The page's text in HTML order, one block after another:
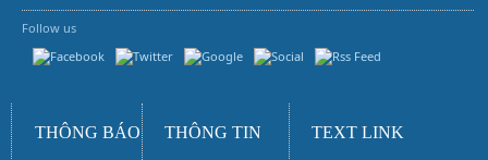
Follow us
THÔNG BÁO THÔNG TIN TEXT LINK